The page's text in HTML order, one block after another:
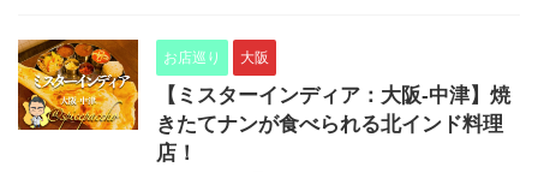
お店巡り 大阪
【ミスターインディア：大阪-中津】焼
きたてナンが食べられる北インド料理
店！